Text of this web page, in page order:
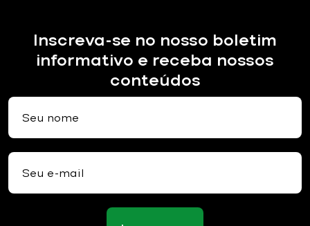
Inscreva-se no nosso boletim
informativo e receba nossos
conteúdos